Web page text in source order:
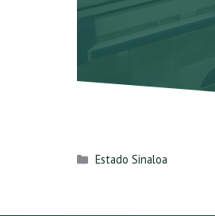
Categorías
Estado Sinaloa